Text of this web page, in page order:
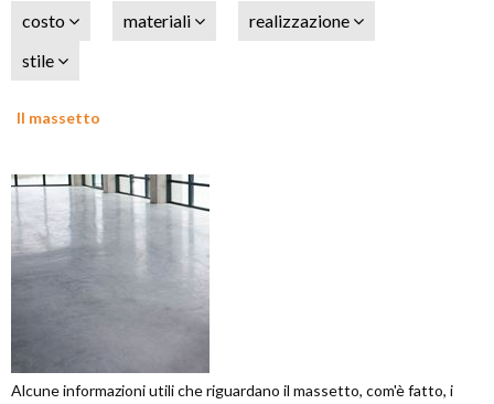
costo materiali
realizzazione
stile
Il massetto
Alcune informazioni utili che riguardano il massetto, com'è fatto, i